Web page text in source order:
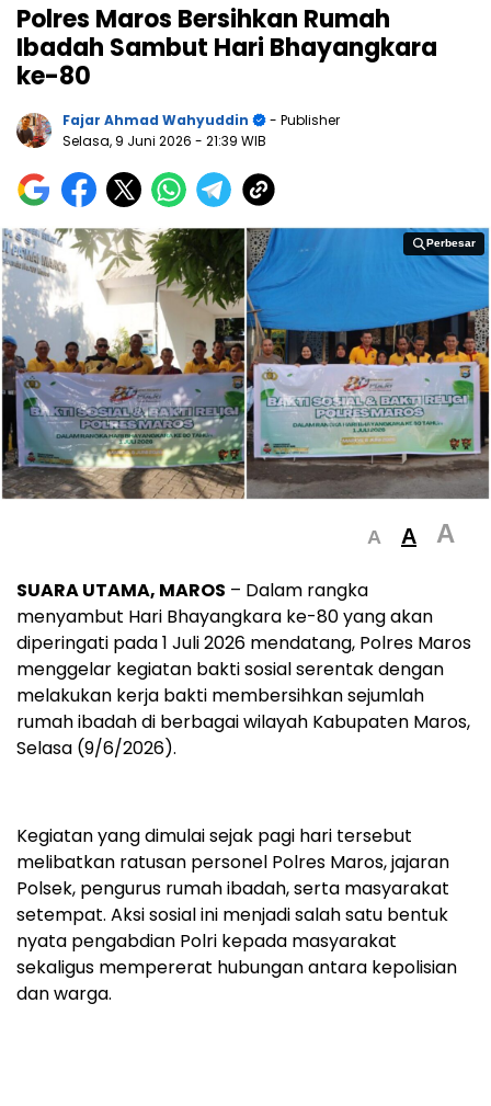
Polres Maros Bersihkan Rumah
Ibadah Sambut Hari Bhayangkara
ke-80
Fajar Ahmad Wahyuddin
- Publisher
Selasa, 9 Juni 2026 - 21:39 WIB
Perbesar
Perbesar
A A A
SUARA UTAMA, MAROS – Dalam rangka
menyambut Hari Bhayangkara ke-80 yang akan
diperingati pada 1 Juli 2026 mendatang, Polres Maros
menggelar kegiatan bakti sosial serentak dengan
melakukan kerja bakti membersihkan sejumlah
rumah ibadah di berbagai wilayah Kabupaten Maros,
Selasa (9/6/2026).
Kegiatan yang dimulai sejak pagi hari tersebut
melibatkan ratusan personel Polres Maros, jajaran
Polsek, pengurus rumah ibadah, serta masyarakat
setempat. Aksi sosial ini menjadi salah satu bentuk
nyata pengabdian Polri kepada masyarakat
sekaligus mempererat hubungan antara kepolisian
dan warga.